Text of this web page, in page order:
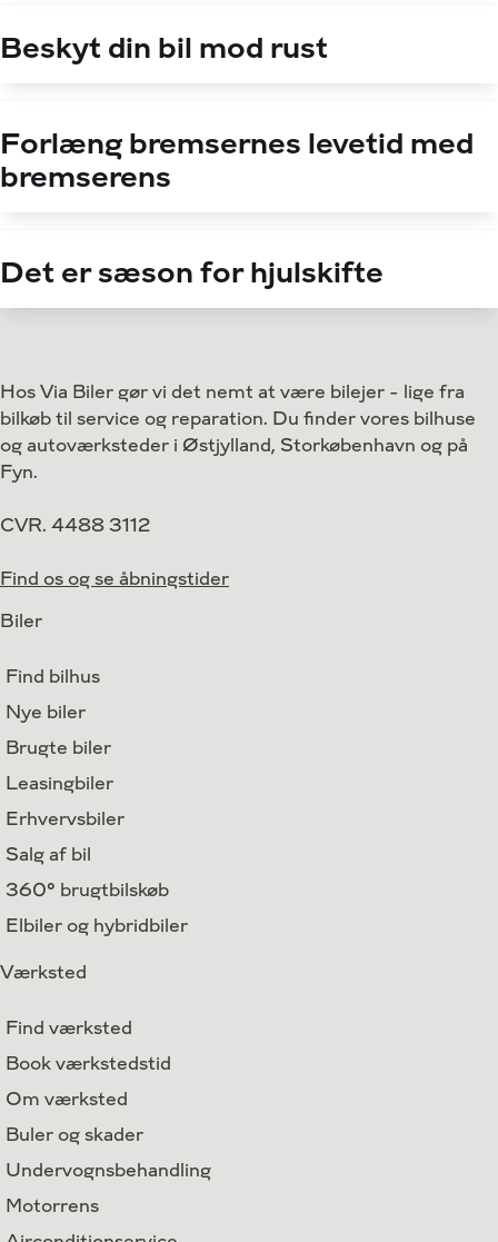
Beskyt din bil mod rust
Forlæng bremsernes levetid med
bremserens
Det er sæson for hjulskifte
Hos Via Biler gør vi det nemt at være bilejer - lige fra
bilkøb til service og reparation. Du finder vores bilhuse
og autoværksteder i Østjylland, Storkøbenhavn og på
Fyn.
CVR. 4488 3112
Find os og se åbningstider
Biler
Find bilhus
Nye biler
Brugte biler
Leasingbiler
Erhvervsbiler
Salg af bil
360° brugtbilskøb
Elbiler og hybridbiler
Værksted
Find værksted
Book værkstedstid
Om værksted
Buler og skader
Undervognsbehandling
Motorrens